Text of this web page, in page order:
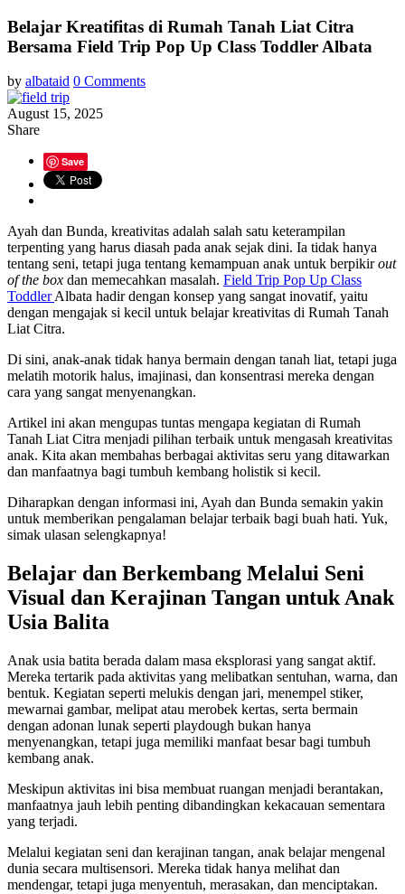
Belajar Kreatifitas di Rumah Tanah Liat Citra
Bersama Field Trip Pop Up Class Toddler Albata
by albataid 0 Comments
August 15, 2025
Share
Save
Ayah dan Bunda, kreativitas adalah salah satu keterampilan
terpenting yang harus diasah pada anak sejak dini. Ia tidak hanya
tentang seni, tetapi juga tentang kemampuan anak untuk berpikirout
of the box dan memecahkan masalah. Field Trip Pop Up Class
ToddlerAlbata hadir dengan konsep yang sangat inovatif, yaitu
dengan mengajak si kecil untuk belajar kreativitas di Rumah Tanah
Liat Citra.
Di sini, anak-anak tidak hanya bermain dengan tanah liat, tetapi juga
melatih motorik halus, imajinasi, dan konsentrasi mereka dengan
cara yang sangat menyenangkan.
Artikel ini akan mengupas tuntas mengapa kegiatan di Rumah
Tanah Liat Citra menjadi pilihan terbaik untuk mengasah kreativitas
anak. Kita akan membahas berbagai aktivitas seru yang ditawarkan
dan manfaatnya bagi tumbuh kembang holistik si kecil.
Diharapkan dengan informasi ini, Ayah dan Bunda semakin yakin
untuk memberikan pengalaman belajar terbaik bagi buah hati. Yuk,
simak ulasan selengkapnya!
Belajar dan Berkembang Melalui Seni
Visual dan Kerajinan Tangan untuk Anak
Usia Balita
Anak usia batita berada dalam masa eksplorasi yang sangat aktif.
Mereka tertarik pada aktivitas yang melibatkan sentuhan, warna, dan
bentuk. Kegiatan seperti melukis dengan jari, menempel stiker,
mewarnai gambar, melipat atau merobek kertas, serta bermain
dengan adonan lunak seperti playdough bukan hanya
menyenangkan, tetapi juga memiliki manfaat besar bagi tumbuh
kembang anak.
Meskipun aktivitas ini bisa membuat ruangan menjadi berantakan,
manfaatnya jauh lebih penting dibandingkan kekacauan sementara
yang terjadi.
Melalui kegiatan seni dan kerajinan tangan, anak belajar mengenal
dunia secara multisensori. Mereka tidak hanya melihat dan
mendengar, tetapi juga menyentuh, merasakan, dan menciptakan.